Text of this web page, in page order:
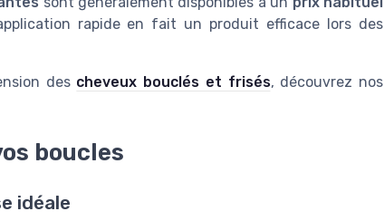
rapide en fait un produit efficace lors des
des cheveux bouclés et frisés, découvrez nos
boucles
idéale